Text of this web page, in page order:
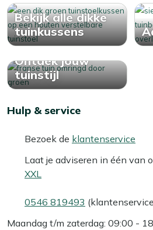
Bekijk alle dikke
tuinkussens
Ontdek jouw
tuinstijl
Hulp & service
Bezoek de klantenservice
Laat je adviseren in één van
XXL
0546 819493
Maandag t/m zaterdag: 09:00 -